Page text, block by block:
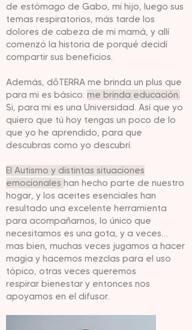
de estómago de Gabo, mi hijo, luego sus
temas respiratorios, más tarde los
dolores de cabeza de mi mamá, y allí
comenzó la historia de porqué decidí
compartir sus beneficios.
Además, dōTERRA me brinda un plus que
para mi es básico: me brinda educación.
Si, para mi es una Universidad. Así que yo
quiero que tú hoy tengas un poco de lo
que yo he aprendido, para que
descubras como yo descubrí.
El Autismo y distintas situaciones
emocionales han hecho parte de nuestro
hogar, y los aceites esenciales han
resultado una excelente herramienta
para acompañarnos, lo único que
necesitamos es una gota, y a veces…
mas bien, muchas veces jugamos a hacer
magia y hacemos mezclas para el uso
tópico, otras veces queremos
respirar bienestar y entonces nos
apoyamos en el difusor.